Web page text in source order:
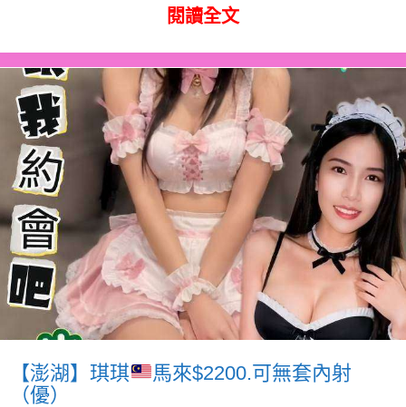
閱讀全文
【澎湖】琪琪
馬來$2200.可無套內射
（優）